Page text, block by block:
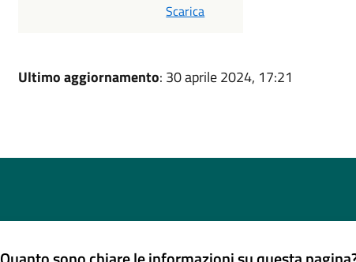
Scarica
Ultimo aggiornamento: 30 aprile 2024, 17:21